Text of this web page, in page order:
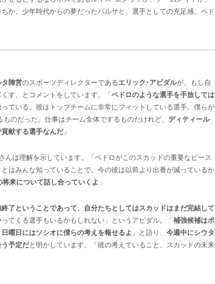
か。少年時代からの夢だったバルサと、選手としての充足感。ペド
タ陣営のスポーツディレクターであるエリック･アビダルが、もし自
す、とコメントをしています。「 ペドロのような選手を手放しては
ている。彼はトップチームに非常にフィットしている選手。僕らが
のだった。仕事はチーム全体でするものだけれど、 ディティール
献する選手なんだ」
は理解を示しています。「ペドロがこのスカッドの重要なピース
はみんな知っていることで、今の彼は以前より出番が減っているか
来について話し合っていくよ 」
了ということであって、自分たちとしてはスカッドはまだ完結して
てくる選手もいるかもしれない」というアビダル。「 補強候補はポ
曜日にはソシオに僕らの考えを報せるよ 」と語り、 今週中にシウタ
予定だと明かしています。「彼の考えていること、スカッドの未来